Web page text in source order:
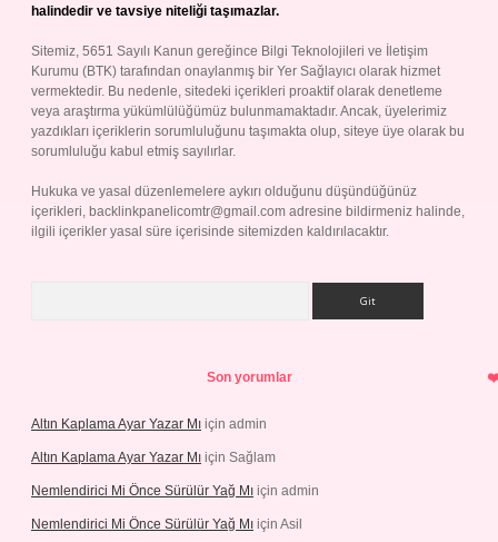
halindedir ve tavsiye niteliği taşımazlar.
Sitemiz, 5651 Sayılı Kanun gereğince Bilgi Teknolojileri ve İletişim
Kurumu (BTK) tarafından onaylanmış bir Yer Sağlayıcı olarak hizmet
vermektedir. Bu nedenle, sitedeki içerikleri proaktif olarak denetleme
veya araştırma yükümlülüğümüz bulunmamaktadır. Ancak, üyelerimiz
yazdıkları içeriklerin sorumluluğunu taşımakta olup, siteye üye olarak bu
sorumluluğu kabul etmiş sayılırlar.
Hukuka ve yasal düzenlemelere aykırı olduğunu düşündüğünüz
içerikleri, backlinkpanelicomtr@gmail.com adresine bildirmeniz halinde,
ilgili içerikler yasal süre içerisinde sitemizden kaldırılacaktır.
Son yorumlar
Altın Kaplama Ayar Yazar Mı için admin
Altın Kaplama Ayar Yazar Mı için Sağlam
Nemlendirici Mi Önce Sürülür Yağ Mı için admin
Nemlendirici Mi Önce Sürülür Yağ Mı için Asil